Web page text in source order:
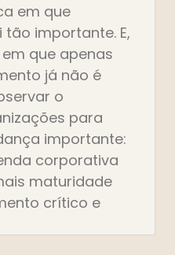
em que
importante. E,
que apenas
já não é
o
para
importante:
corporativa
maturidade
crítico e